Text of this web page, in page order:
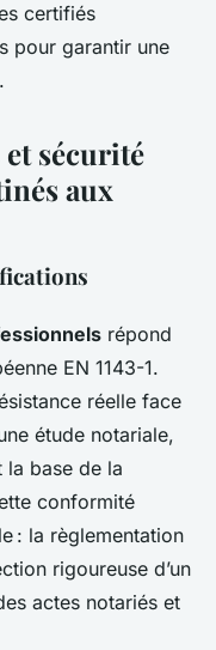
certifiés
pour garantir une
sécurité
aux
répond
EN 1143-1.
réelle face
étude notariale,
base de la
conformité
: la règlementation
rigoureuse d’un
actes notariés et